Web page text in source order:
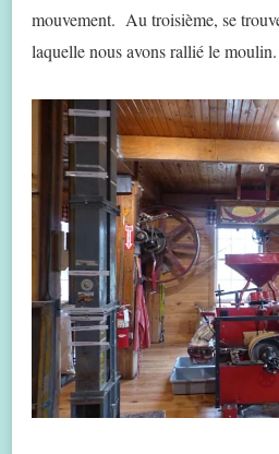
mouvement. Au troisième, se
laquelle nous avons rallié le moulin.